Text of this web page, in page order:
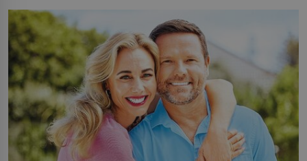
můžete obohatit své rituály a přinést do svého života
větší harmonii a klid. Je důležité